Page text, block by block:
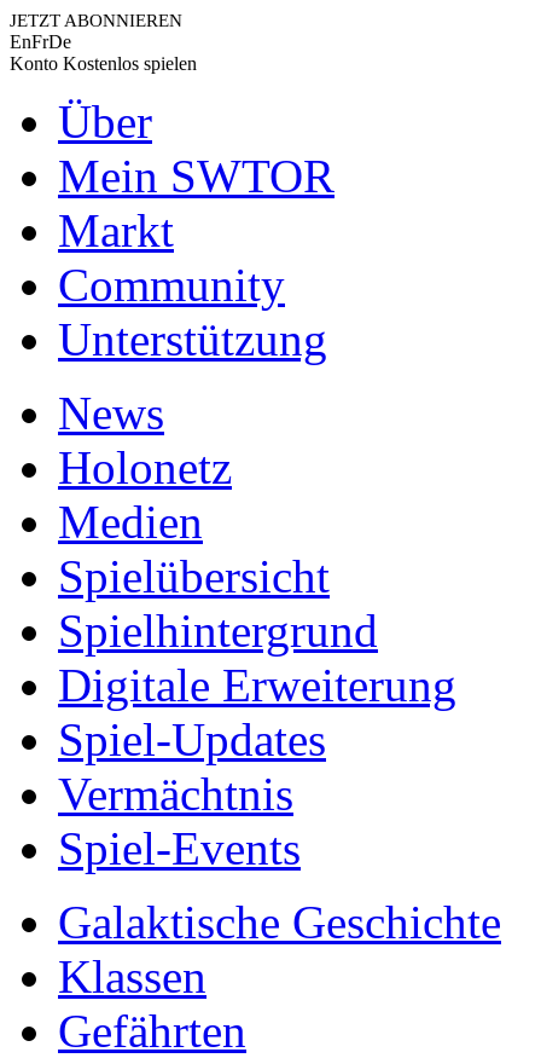
JETZT ABONNIEREN
EnFrDe
Konto Kostenlos spielen
Über
Mein SWTOR
Markt
Community
Unterstützung
News
Holonetz
Medien
Spielübersicht
Spielhintergrund
Digitale Erweiterung
Spiel-Updates
Vermächtnis
Spiel-Events
Galaktische Geschichte
Klassen
Gefährten